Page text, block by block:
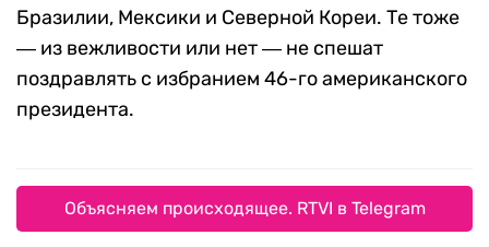
Бразилии, Мексики и Северной Кореи. Те тоже
― из вежливости или нет ― не спешат
поздравлять с избранием 46-го американского
президента.
Объясняем происходящее. RTVI в Telegram